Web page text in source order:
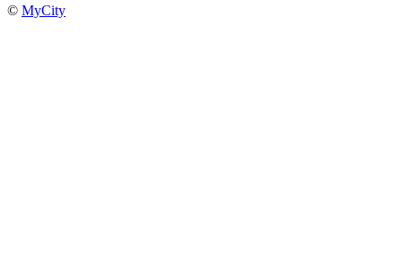
© MyCity